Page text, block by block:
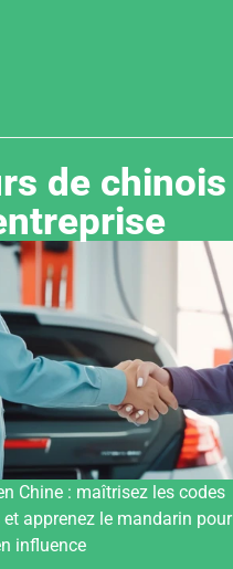
de chinois
Chine : maîtrisez les codes
apprenez le mandarin pour
influence